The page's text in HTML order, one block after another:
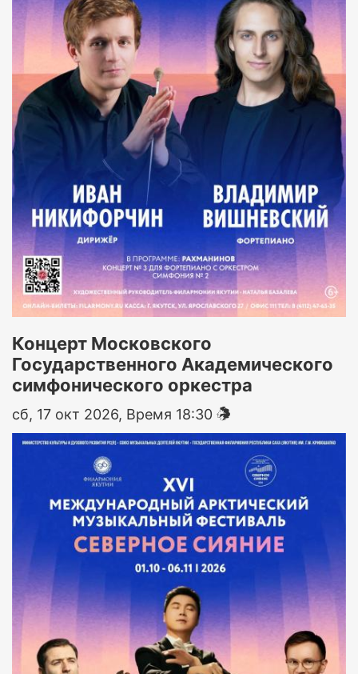
Концерт Московского
Государственного Академического
симфонического оркестра
сб, 17 окт 2026, Время 18:30